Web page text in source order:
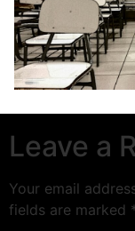
Leave a
Your email
fields are marked